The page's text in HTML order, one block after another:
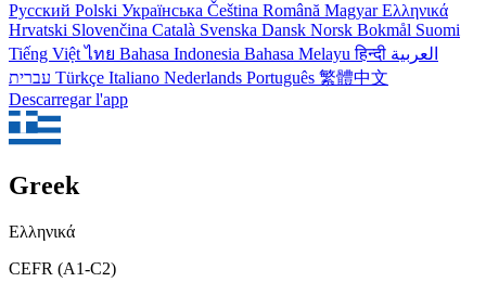
Русский Polski Українська Čeština Română MagyarΕλληνικά
Hrvatski Slovenčina Català Svenska Dansk Norsk Bokmål Suomi
Tiếng Việtไทย Bahasa Indonesia Bahasa Melayuहिन्दी العربية
Türkçe Italiano Nederlands Português 繁體中文
Descarregar l'app
Greek
Ελληνικά
CEFR (A1-C2)